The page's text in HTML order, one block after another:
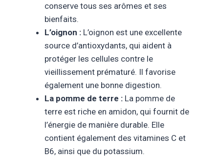
conserve tous ses arômes et ses
bienfaits.
L’oignon : L’oignon est une excellente
source d’antioxydants, qui aident à
protéger les cellules contre le
vieillissement prématuré. Il favorise
également une bonne digestion.
La pomme de terre : La pomme de
terre est riche en amidon, qui fournit de
l’énergie de manière durable. Elle
contient également des vitamines C et
B6, ainsi que du potassium.